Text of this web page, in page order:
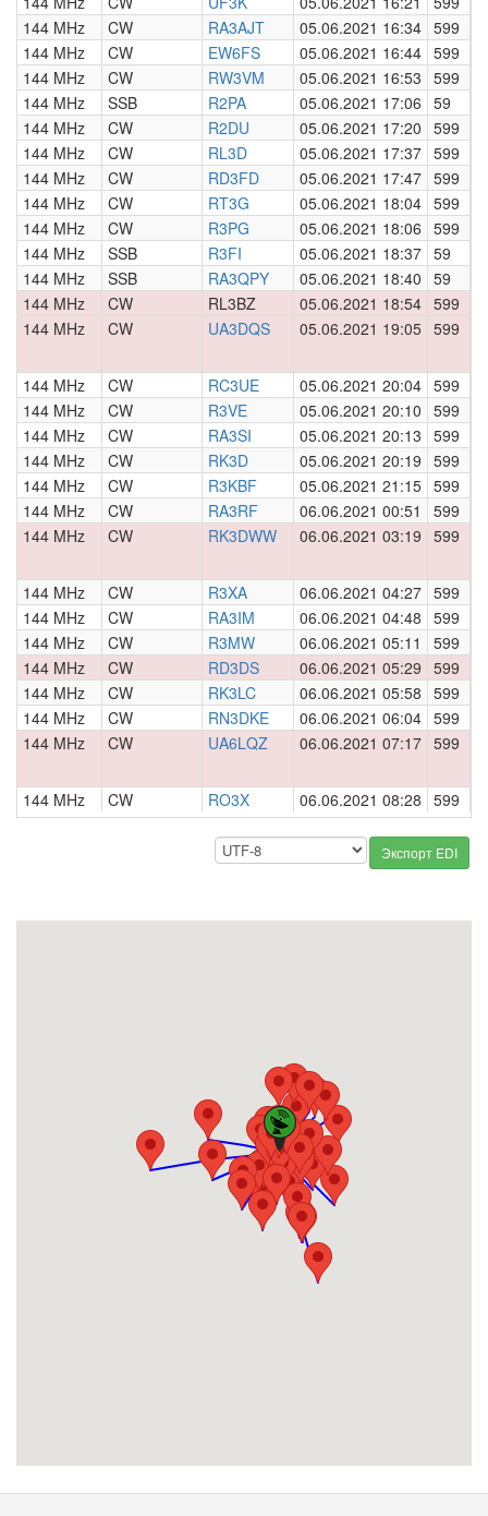
144 MHz
CW RA3AJT 05.06.2021 16:34 599
144 MHz
CW EW6FS 05.06.2021 16:44 599
144 MHz
CW RW3VM 05.06.2021 16:53 599
144 MHz
SSB R2PA 05.06.2021 17:06 59
144 MHz
CW R2DU 05.06.2021 17:20 599
144 MHz
CW RL3D 05.06.2021 17:37 599
144 MHz
CW RD3FD 05.06.2021 17:47 599
144 MHz
CW RT3G 05.06.2021 18:04 599
144 MHz
CW R3PG 05.06.2021 18:06 599
144 MHz
SSB R3FI 05.06.2021 18:37 59
144 MHz
SSB RA3QPY 05.06.2021 18:40 59
144 MHz
CW RL3BZ 05.06.2021 18:54 599
144 MHz
CW UA3DQS 05.06.2021 19:05 599
144 MHz CW RC3UE 05.06.2021 20:04 599
144 MHz
CW R3VE 05.06.2021 20:10 599
144 MHz
CW RA3SI 05.06.2021 20:13 599
144 MHz
CW RK3D 05.06.2021 20:19 599
144 MHz
CW R3KBF 05.06.2021 21:15 599
144 MHz
CW RA3RF 06.06.2021 00:51 599
144 MHz
CW RK3DWW 06.06.2021 03:19 599
144 MHz CW R3XA 06.06.2021 04:27 599
144 MHz
CW RA3IM 06.06.2021 04:48 599
144 MHz
CW R3MW 06.06.2021 05:11 599
144 MHz
CW RD3DS 06.06.2021 05:29 599
144 MHz
CW RK3LC 06.06.2021 05:58 599
144 MHz
CW RN3DKE 06.06.2021 06:04 599
144 MHz
CW UA6LQZ 06.06.2021 07:17 599
144 MHz CW RO3X 06.06.2021 08:28 599
Экспорт EDI